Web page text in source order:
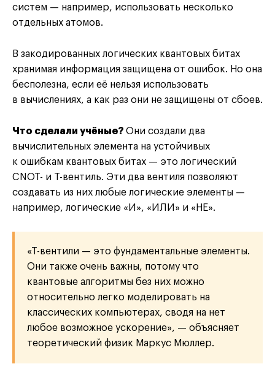
систем — например, использовать несколько
отдельных атомов.
В закодированных логических квантовых битах
хранимая информация защищена от ошибок. Но она
бесполезна, если её нельзя использовать
в вычислениях, а как раз они не защищены от сбоев.
Что сделали учёные? Они создали два
вычислительных элемента на устойчивых
к ошибкам квантовых битах — это логический
CNOT- и T-вентиль. Эти два вентиля позволяют
создавать из них любые логические элементы —
например, логические «И», «ИЛИ» и «НЕ».
«T-вентили — это фундаментальные элементы.
Они также очень важны, потому что
квантовые алгоритмы без них можно
относительно легко моделировать на
классических компьютерах, сводя на нет
любое возможное ускорение», — объясняет
теоретический физик Маркус Мюллер.